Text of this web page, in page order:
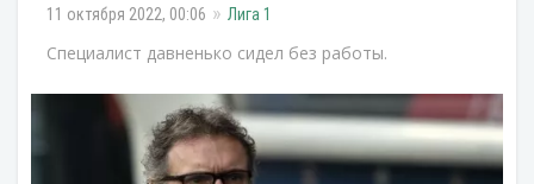
11 октября 2022, 00:06 Лига 1
Специалист давненько сидел без работы.